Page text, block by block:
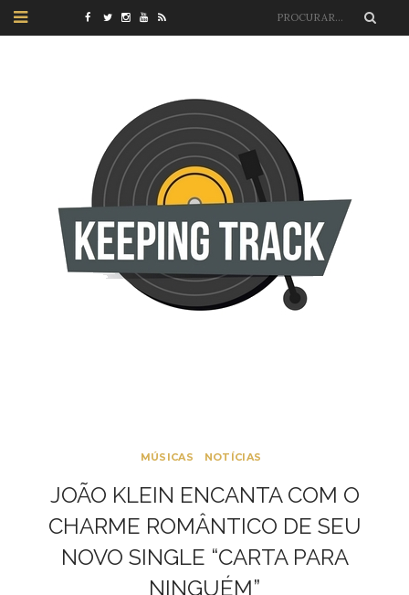
MÚSICAS NOTÍCIAS
JOÃO KLEIN ENCANTA COM O
CHARME ROMÂNTICO DE SEU
NOVO SINGLE “CARTA PARA
NINGUÉM”